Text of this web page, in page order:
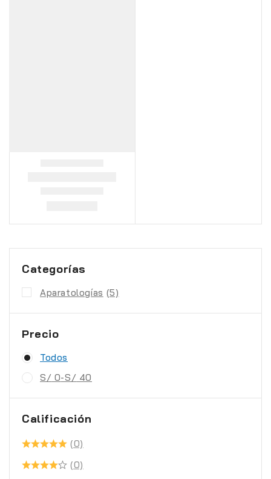
Categorías
Aparatologías (5)
Precio
Todos
S/ 0-S/ 40
Calificación
(0)
(0)